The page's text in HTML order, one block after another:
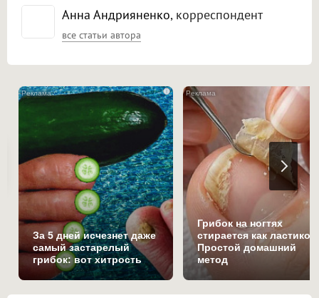
Анна Андрияненко, корреспондент
все статьи автора
i
За 5 дней исчезнет даже
самый застарелый
грибок: вот хитрость
Грибок на ногтях
стирается как
Простой домашний
метод